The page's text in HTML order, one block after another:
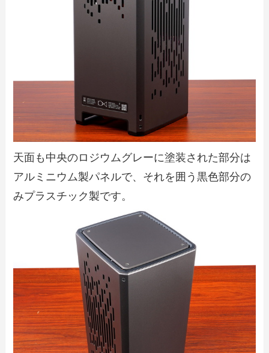
天面も中央のロジウムグレーに塗装された部分は
アルミニウム製パネルで、それを囲う黒色部分の
みプラスチック製です。